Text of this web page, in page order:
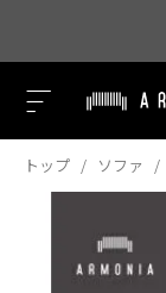
トップ ソファ